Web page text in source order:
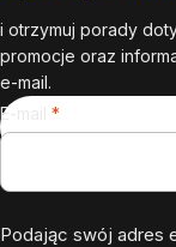
i otrzymuj porady
promocje oraz
e-mail.
E-mail
Podając swój adres